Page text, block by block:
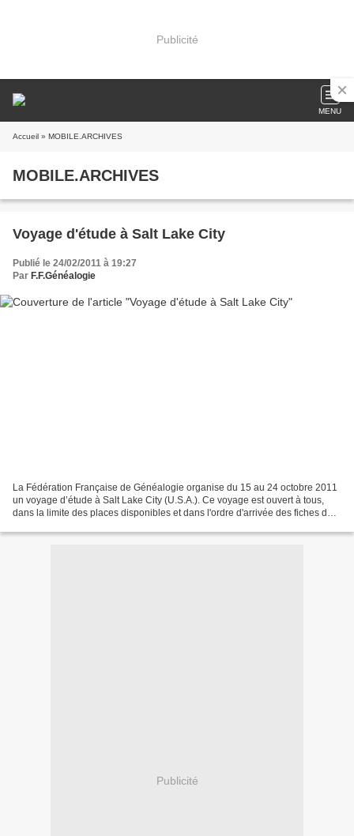
Publicité
MENU
Accueil » MOBILE.ARCHIVES
MOBILE.ARCHIVES
Voyage d'étude à Salt Lake City
Publié le 24/02/2011 à 19:27
Par F.F.Généalogie
La Fédération Française de Généalogie organise du 15 au 24 octobre 2011
un voyage d’étude à Salt Lake City (U.S.A.). Ce voyage est ouvert à tous,
dans la limite des places disponibles et dans l'ordre d'arrivée des fiches de
Publicité